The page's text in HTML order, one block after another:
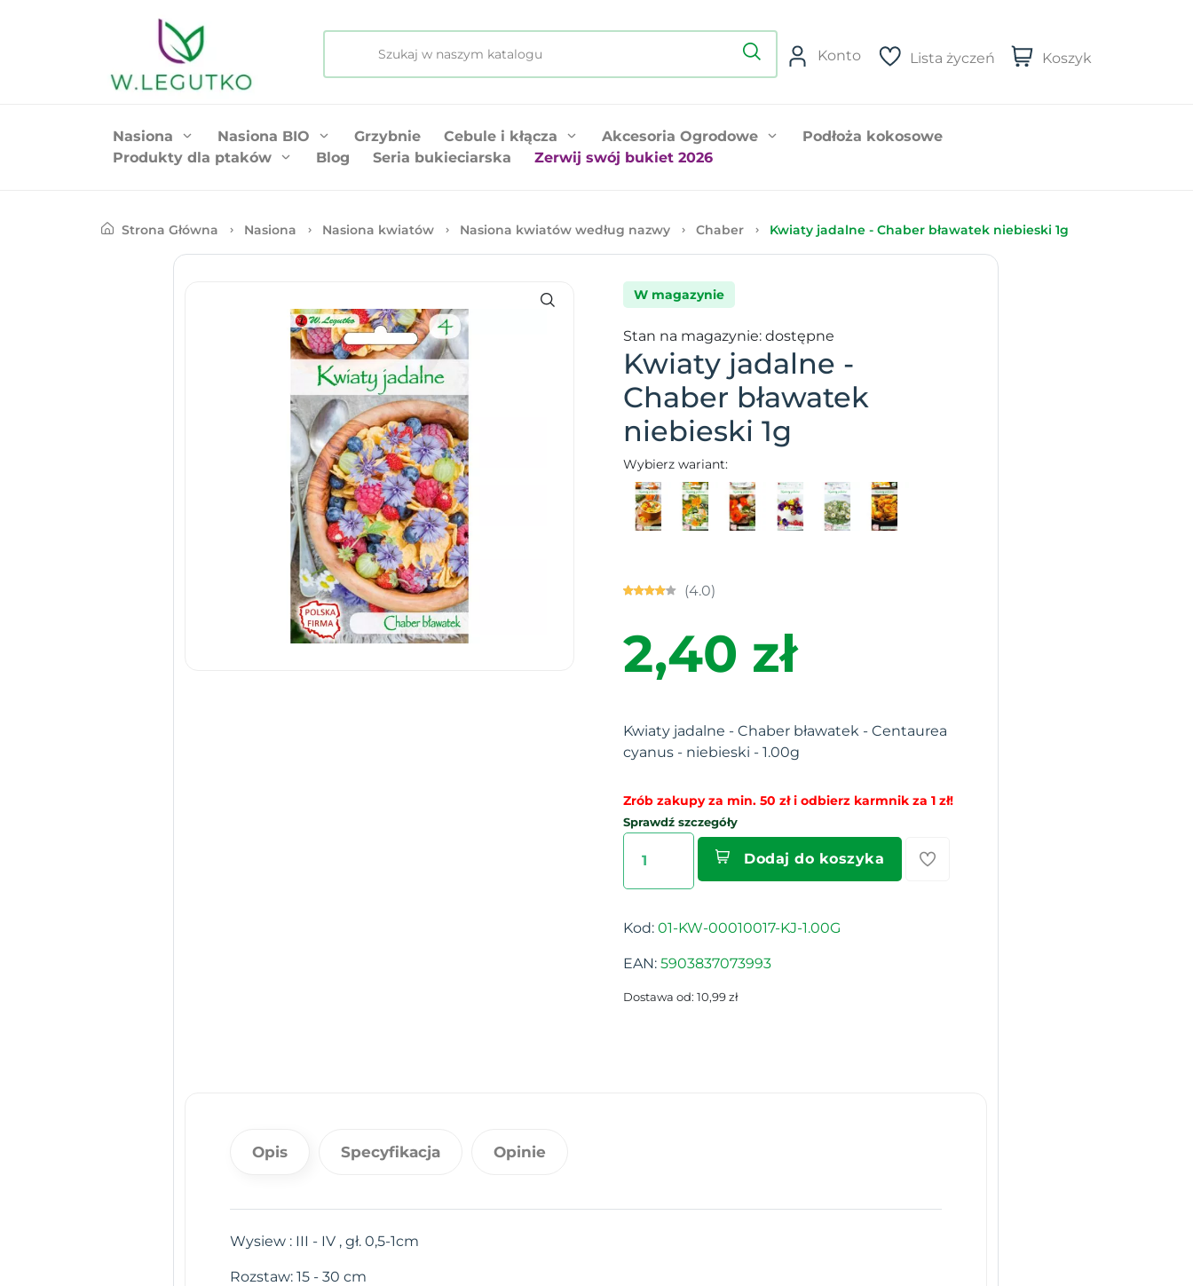
Konto Lista życzeń Koszyk
Nasiona Nasiona BIO Grzybnie Cebule i kłącza Akcesoria Ogrodowe
Podłoża kokosowe
Produkty dla ptaków
Blog Seria bukieciarska Zerwij swój bukiet 2026
Strona Główna Nasiona Nasiona kwiatów Nasiona kwiatów według nazwy Chaber Kwiaty jadalne - Chaber bławatek niebieski 1g
W magazynie
Stan na magazynie: dostępne
Kwiaty jadalne -
Chaber bławatek
niebieski 1g
Wybierz wariant:
(4.0)
2,40 zł
Kwiaty jadalne - Chaber bławatek - Centaurea
cyanus - niebieski - 1.00g
Zrób zakupy za min. 50 zł i odbierz karmnik za 1 zł!
Sprawdź szczegóły
Dodaj do koszyka
Kod: 01-KW-00010017-KJ-1.00G
EAN: 5903837073993
Dostawa od: 10,99 zł
Opis Specyfikacja Opinie
Wysiew : III - IV , gł. 0,5-1cm
Rozstaw: 15 - 30 cm